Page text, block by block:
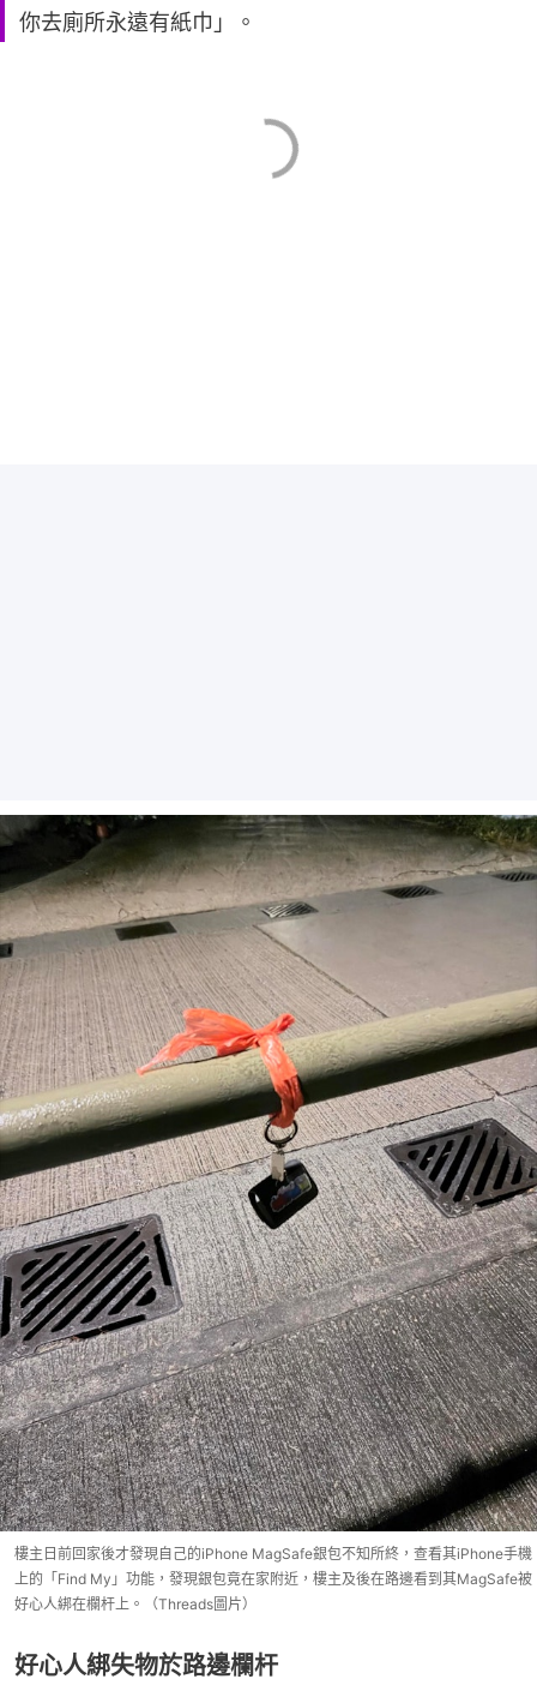
你去廁所永遠有紙巾」。
樓主日前回家後才發現自己的iPhone MagSafe銀包不知所終，查看其iPhone手機
上的「Find My」功能，發現銀包竟在家附近，樓主及後在路邊看到其MagSafe被
好心人綁在欄杆上。（Threads圖片）
好心人綁失物於路邊欄杆